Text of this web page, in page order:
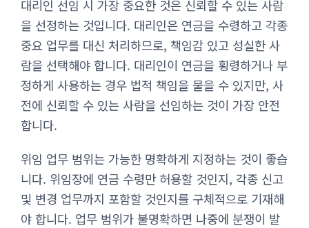
대리인 선임 시 가장 중요한 것은 신뢰할 수 있는 사람
을 선정하는 것입니다. 대리인은 연금을 수령하고 각종
중요 업무를 대신 처리하므로, 책임감 있고 성실한 사
람을 선택해야 합니다. 대리인이 연금을 횡령하거나 부
정하게 사용하는 경우 법적 책임을 물을 수 있지만, 사
전에 신뢰할 수 있는 사람을 선임하는 것이 가장 안전
합니다.
위임 업무 범위는 가능한 명확하게 지정하는 것이 좋습
니다. 위임장에 연금 수령만 허용할 것인지, 각종 신고
및 변경 업무까지 포함할 것인지를 구체적으로 기재해
야 합니다. 업무 범위가 불명확하면 나중에 분쟁이 발